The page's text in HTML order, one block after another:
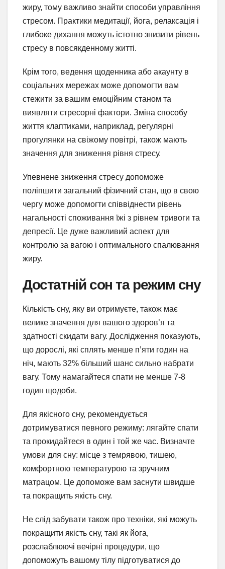
жиру, тому важливо знайти способи управління
стресом. Практики медитації, йога, релаксація і
глибоке дихання можуть істотно знизити рівень
стресу в повсякденному житті.
Крім того, ведення щоденника або акаунту в
соціальних мережах може допомогти вам
стежити за вашим емоційним станом та
виявляти стресорні фактори. Зміна способу
життя клаптиками, наприклад, регулярні
прогулянки на свіжому повітрі, також мають
значення для зниження рівня стресу.
Упевнене зниження стресу допоможе
поліпшити загальний фізичний стан, що в свою
чергу може допомогти співвіднести рівень
нагальності споживання їжі з рівнем тривоги та
депресії. Це дуже важливий аспект для
контролю за вагою і оптимального спалювання
жиру.
Достатній сон та режим сну
Кількість сну, яку ви отримуєте, також має
велике значення для вашого здоров’я та
здатності скидати вагу. Дослідження показують,
що дорослі, які сплять менше п’яти годин на
ніч, мають 32% більший шанс сильно набрати
вагу. Тому намагайтеся спати не менше 7-8
годин щодоби.
Для якісного сну, рекомендується
дотримуватися певного режиму: лягайте спати
та прокидайтеся в один і той же час. Визначте
умови для сну: місце з темрявою, тишею,
комфортною температурою та зручним
матрацом. Це допоможе вам заснути швидше
та покращить якість сну.
Не слід забувати також про техніки, які можуть
покращити якість сну, такі як йога,
розслаблюючі вечірні процедури, що
допоможуть вашому тілу підготуватися до